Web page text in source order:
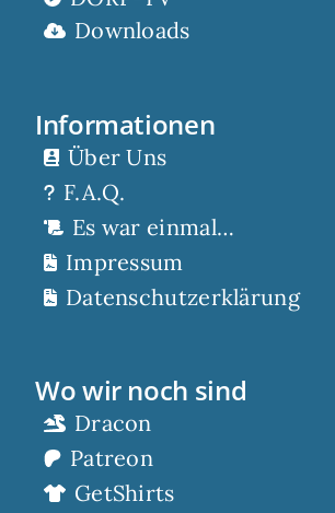
Downloads
Informationen
Über Uns
F.A.Q.
Es war einmal…
Impressum
Datenschutzerklärung
Wo wir noch sind
Dracon
Patreon
GetShirts